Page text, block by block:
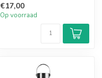
€17,00
Op voorraad